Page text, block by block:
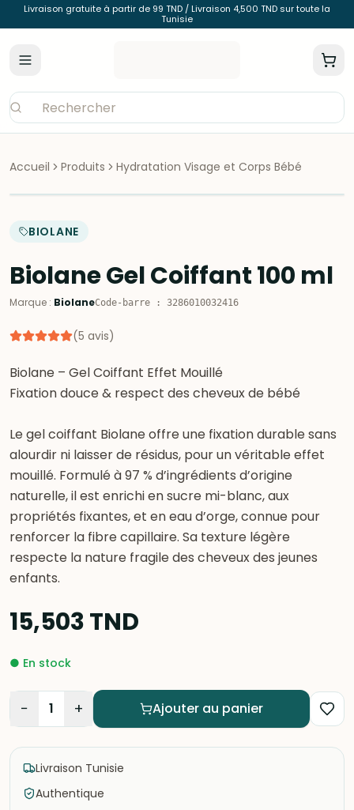
Livraison gratuite à partir de 99 TND / Livraison 4,500 TND sur toute la
Tunisie
Accueil Produits Hydratation Visage et Corps Bébé
BIOLANE
Biolane Gel Coiffant 100 ml
Marque : BiolaneCode-barre : 3286010032416
(5 avis)
Biolane – Gel Coiffant Effet Mouillé
Fixation douce & respect des cheveux de bébé
Le gel coiffant Biolane offre une fixation durable sans
alourdir ni laisser de résidus, pour un véritable effet
mouillé. Formulé à 97 % d’ingrédients d’origine
naturelle, il est enrichi en sucre mi-blanc, aux
propriétés fixantes, et en eau d’orge, connue pour
renforcer la fibre capillaire. Sa texture légère
respecte la nature fragile des cheveux des jeunes
enfants.
15,503TND
● En stock
− 1 + Ajouter au panier
Livraison Tunisie
Authentique